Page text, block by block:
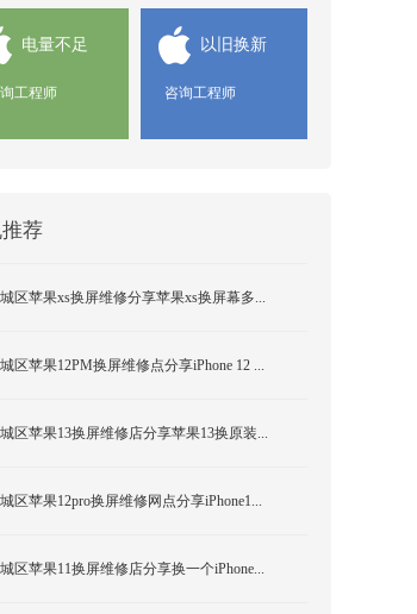
电量不足
工程师
以旧换新
咨询工程师
荐
区苹果xs换屏维修分享苹果xs换屏幕多...
区苹果12PM换屏维修点分享iPhone 12 ...
区苹果13换屏维修店分享苹果13换原装...
区苹果12pro换屏维修网点分享iPhone1...
区苹果11换屏维修店分享换一个iPhone...